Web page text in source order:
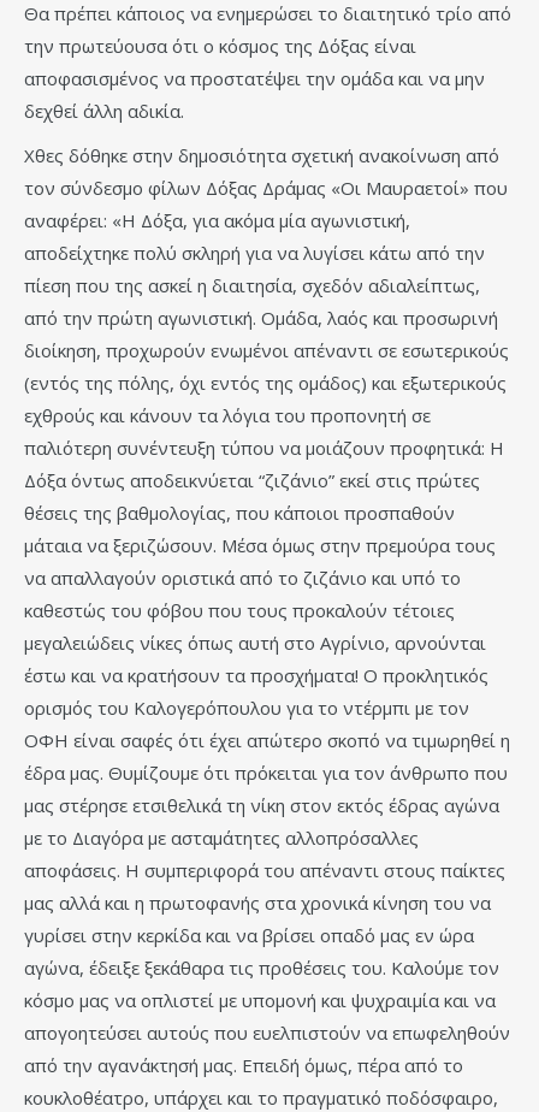
Θα πρέπει κάποιος να ενημερώσει το διαιτητικό τρίο από
την πρωτεύουσα ότι ο κόσμος της Δόξας είναι
αποφασισμένος να προστατέψει την ομάδα και να μην
δεχθεί άλλη αδικία.
Χθες δόθηκε στην δημοσιότητα σχετική ανακοίνωση από
τον σύνδεσμο φίλων Δόξας Δράμας «Οι Μαυραετοί» που
αναφέρει: «Η Δόξα, για ακόμα μία αγωνιστική,
αποδείχτηκε πολύ σκληρή για να λυγίσει κάτω από την
πίεση που της ασκεί η διαιτησία, σχεδόν αδιαλείπτως,
από την πρώτη αγωνιστική. Ομάδα, λαός και προσωρινή
διοίκηση, προχωρούν ενωμένοι απέναντι σε εσωτερικούς
(εντός της πόλης, όχι εντός της ομάδος) και εξωτερικούς
εχθρούς και κάνουν τα λόγια του προπονητή σε
παλιότερη συνέντευξη τύπου να μοιάζουν προφητικά: Η
Δόξα όντως αποδεικνύεται “ζιζάνιο” εκεί στις πρώτες
θέσεις της βαθμολογίας, που κάποιοι προσπαθούν
μάταια να ξεριζώσουν. Μέσα όμως στην πρεμούρα τους
να απαλλαγούν οριστικά από το ζιζάνιο και υπό το
καθεστώς του φόβου που τους προκαλούν τέτοιες
μεγαλειώδεις νίκες όπως αυτή στο Αγρίνιο, αρνούνται
έστω και να κρατήσουν τα προσχήματα! Ο προκλητικός
ορισμός του Καλογερόπουλου για το ντέρμπι με τον
ΟΦΗ είναι σαφές ότι έχει απώτερο σκοπό να τιμωρηθεί η
έδρα μας. Θυμίζουμε ότι πρόκειται για τον άνθρωπο που
μας στέρησε ετσιθελικά τη νίκη στον εκτός έδρας αγώνα
με το Διαγόρα με ασταμάτητες αλλοπρόσαλλες
αποφάσεις. Η συμπεριφορά του απέναντι στους παίκτες
μας αλλά και η πρωτοφανής στα χρονικά κίνηση του να
γυρίσει στην κερκίδα και να βρίσει οπαδό μας εν ώρα
αγώνα, έδειξε ξεκάθαρα τις προθέσεις του. Καλούμε τον
κόσμο μας να οπλιστεί με υπομονή και ψυχραιμία και να
απογοητεύσει αυτούς που ευελπιστούν να επωφεληθούν
από την αγανάκτησή μας. Επειδή όμως, πέρα από το
κουκλοθέατρο, υπάρχει και το πραγματικό ποδόσφαιρο,